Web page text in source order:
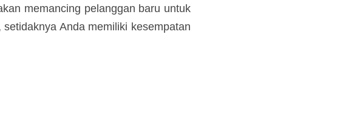
pelanggan Anda. Gratis disini bisa
selalu akan memancing pelanggan
gratisan, setidaknya Anda memiliki